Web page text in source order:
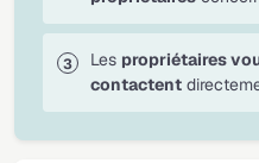
Les propriétaires
contactent